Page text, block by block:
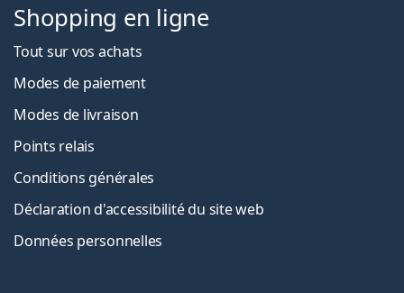
Shopping en ligne
Tout sur vos achats
Modes de paiement
Modes de livraison
Points relais
Conditions générales
Déclaration d'accessibilité du site web
Données personnelles